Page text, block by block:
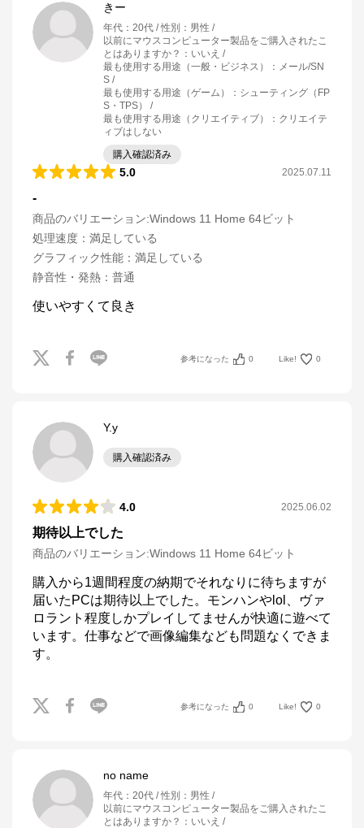
きー
年代 ： 20代 性別 ： 男性
以前にマウスコンピューター製品をご購入されたこ
とはありますか？ ： いいえ
最も使用する用途（一般・ビジネス）
： メール/SN
S
最も使用する用途（ゲーム）
： シューティング（FP
S・TPS）
最も使用する用途（クリエイティブ）
： クリエイテ
ィブはしない
購入確認済み
5.0 2025.07.11
-
商品のバリエーション:Windows 11 Home 64ビット
処理速度 ： 満足している
グラフィック性能 ： 満足している
静音性・発熱 ： 普通
使いやすくて良き
参考になった 0 Like! 0
Y.y
購入確認済み
4.0 2025.06.02
期待以上でした
商品のバリエーション:Windows 11 Home 64ビット
購入から1週間程度の納期でそれなりに待ちますが
届いたPCは期待以上でした。モンハンやlol、ヴァ
ロラント程度しかプレイしてませんが快適に遊べて
います。仕事などで画像編集なども問題なくできま
す。
参考になった 0 Like! 0
no name
年代 ： 20代 性別 ： 男性
以前にマウスコンピューター製品をご購入されたこ
とはありますか？ ： いいえ